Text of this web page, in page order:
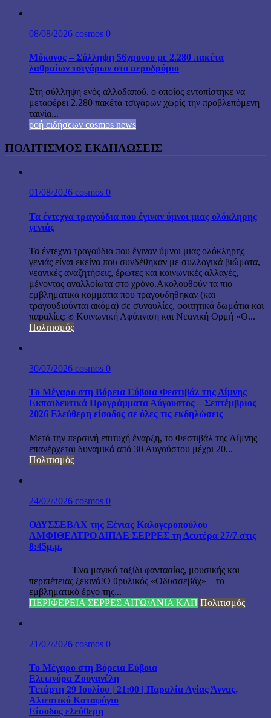
08/08/2026 cosmos 0
Μύκονος – Σύλληψη 56χρονου με 2.280 πακέτα
λαθραίων τσιγάρων στο αεροδρόμιο
Στη σύλληψη ενός αλλοδαπού, ο οποίος εντοπίστηκε να
μεταφέρει 2.280 πακέτα τσιγάρων χωρίς την προβλεπόμενη
ταινία...
ροή ειδήσεων cosmos news
ΠΟΛΙΤΙΣΜΟΣ ΕΚΔΗΛΩΣΕΙΣ
01/08/2026 cosmos 0
Τα έντεχνα τραγούδια που έγιναν ύμνοι μιας ολόκληρης
γενιάς
Τα έντεχνα τραγούδια που έγιναν ύμνοι μιας ολόκληρης
γενιάς είναι εκείνα που συνδέθηκαν με συλλογικά βιώματα,
νεανικές αναζητήσεις, έρωτες και κοινωνικές αλλαγές,
μένοντας αναλλοίωτα στο χρόνο.Ακολουθούν τα πιο
εμβληματικά κομμάτια που τραγουδήθηκαν (και
τραγουδιούνται ακόμα) σε συναυλίες, φοιτητικά δωμάτια και
παραλίες: ✊ Κοινωνική Αφύπνιση και Νεανική Ορμή «Ο...
Πολιτισμός
30/07/2026 cosmos 0
Το Μέγαρο στη Βόρεια Εύβοια Φεστιβάλ της Λίμνης
Εκπαιδευτικά Προγράμματα Αύγουστος – Σεπτέμβριος
2026 Ελεύθερη είσοδος σε όλες τις εκδηλώσεις
Μετά την περσινή επιτυχή έναρξη, το Φεστιβάλ της Λίμνης
επανέρχεται δυναμικά από 30 Αυγούστου μέχρι 20...
Πολιτισμός
24/07/2026 cosmos 0
ΟΔΥΣΣΕΒΑΧ της Ξένιας Καλογεροπούλου
ΑΜΦΙΘΕΑΤΡΟ ΔΙΠΑΕ ΣΕΡΡΕΣ τη Δευτέρα 27/7 στις
8:45μ.μ.
Ένα μαγικό ταξίδι φαντασίας, μουσικής και
περιπέτειας ξεκινά!Ο θρυλικός «Οδυσσεβάχ» – το
εμβληματικό έργο της...
ΠΕΡΙΦΕΡΕΙΑ ΣΕΡΡΕΣ ΑΙΤΩ/ΛΝΙΑ ΚΛΠ Πολιτισμός
21/07/2026 cosmos 0
Το Μέγαρο στη Βόρεια Εύβοια
Ελεωνόρα Ζουγανέλη
Τετάρτη 29 Ιουλίου | 21:00 | Παραλία Αγίας Άννας,
Αλιευτικό Καταφύγιο
Είσοδος ελεύθερη